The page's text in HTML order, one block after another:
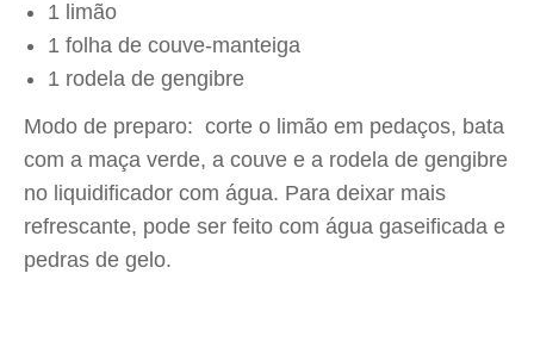
1 limão
1 folha de couve-manteiga
1 rodela de gengibre
Modo de preparo: corte o limão em pedaços, bata
com a maça verde, a couve e a rodela de gengibre
no liquidificador com água. Para deixar mais
refrescante, pode ser feito com água gaseificada e
pedras de gelo.